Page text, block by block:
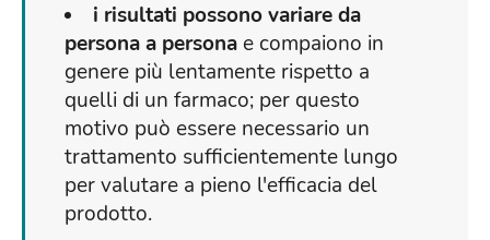
i risultati possono variare da
persona a persona e compaiono in
genere più lentamente rispetto a
quelli di un farmaco; per questo
motivo può essere necessario un
trattamento sufficientemente lungo
per valutare a pieno l'efficacia del
prodotto.